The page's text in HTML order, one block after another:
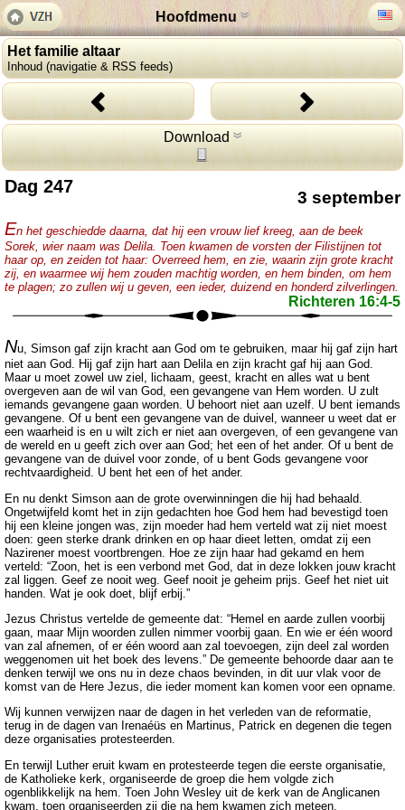
Hoofdmenu
Het familie altaar
Inhoud (navigatie & RSS feeds)
Download
3 september
Dag 247
En het geschiedde daarna, dat hij een vrouw lief kreeg, aan de beek
Sorek, wier naam was Delila. Toen kwamen de vorsten der Filistijnen tot
haar op, en zeiden tot haar: Overreed hem, en zie, waarin zijn grote kracht
zij, en waarmee wij hem zouden machtig worden, en hem binden, om hem
te plagen; zo zullen wij u geven, een ieder, duizend en honderd zilverlingen.
Richteren 16:4-5
Nu, Simson gaf zijn kracht aan God om te gebruiken, maar hij gaf zijn hart
niet aan God. Hij gaf zijn hart aan Delila en zijn kracht gaf hij aan God.
Maar u moet zowel uw ziel, lichaam, geest, kracht en alles wat u bent
overgeven aan de wil van God, een gevangene van Hem worden. U zult
iemands gevangene gaan worden. U behoort niet aan uzelf. U bent iemands
gevangene. Of u bent een gevangene van de duivel, wanneer u weet dat er
een waarheid is en u wilt zich er niet aan overgeven, of een gevangene van
de wereld en u geeft zich over aan God; het een of het ander. Of u bent de
gevangene van de duivel voor zonde, of u bent Gods gevangene voor
rechtvaardigheid. U bent het een of het ander.
En nu denkt Simson aan de grote overwinningen die hij had behaald.
Ongetwijfeld komt het in zijn gedachten hoe God hem had bevestigd toen
hij een kleine jongen was, zijn moeder had hem verteld wat zij niet moest
doen: geen sterke drank drinken en op haar dieet letten, omdat zij een
Nazirener moest voortbrengen. Hoe ze zijn haar had gekamd en hem
verteld: “Zoon, het is een verbond met God, dat in deze lokken jouw kracht
zal liggen. Geef ze nooit weg. Geef nooit je geheim prijs. Geef het niet uit
handen. Wat je ook doet, blijf erbij.”
Jezus Christus vertelde de gemeente dat: “Hemel en aarde zullen voorbij
gaan, maar Mijn woorden zullen nimmer voorbij gaan. En wie er één woord
van zal afnemen, of er één woord aan zal toevoegen, zijn deel zal worden
weggenomen uit het boek des levens.” De gemeente behoorde daar aan te
denken terwijl we ons nu in deze chaos bevinden, in dit uur vlak voor de
komst van de Here Jezus, die ieder moment kan komen voor een opname.
Wij kunnen verwijzen naar de dagen in het verleden van de reformatie,
terug in de dagen van Irenaéüs en Martinus, Patrick en degenen die tegen
deze organisaties protesteerden.
En terwijl Luther eruit kwam en protesteerde tegen die eerste organisatie,
de Katholieke kerk, organiseerde de groep die hem volgde zich
ogenblikkelijk na hem. Toen John Wesley uit de kerk van de Anglicanen
kwam, toen organiseerden zij die na hem kwamen zich meteen.